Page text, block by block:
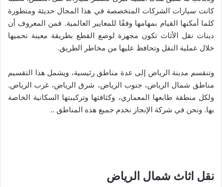
كانت سيارات الشركات المتخصصة في هذا المجال حديثة ومتطورة
كلما أمكنها القيام بمهامها وفقًا للمعايير العالمية. فمن المعروف أن
دينات نقل الأثاث تكون مجهزة لوضع القطع بطريقة معينة تحميها
خلال عملية النقل وتحافظ عليها من مخاطر الطريق.
وتنقسم مدينة الرياض إلى عدة مناطق رئيسية، ويشمل هذا التقسيم
مناطق شمال الرياض، جنوب الرياض، شرق الرياض، غرب الرياض.
ولكل منطقة طابعها المعماري، وكثافتها وتركيبتها السكانية الخاصة
بها. ونحن في شركة الإنجاز نخدم جميع هذه المناطق ..
نقل اثاث شمال الرياض